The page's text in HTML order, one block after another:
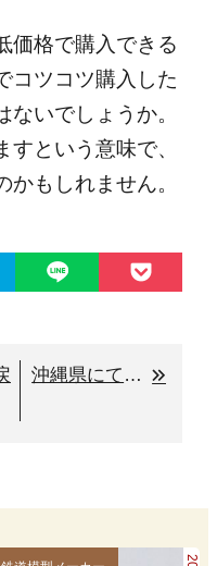
価格で購入できる
コツコツ購入した
いでしょうか。
という意味で、
もしれません。
沖縄県にて鉄道グッズを買取りさせて頂きます！